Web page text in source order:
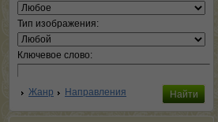
Тип изображения:
Ключевое слово:
Жанр Направления